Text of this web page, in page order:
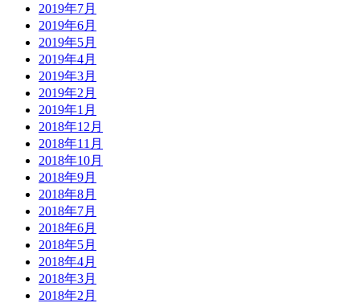
2019年7月
2019年6月
2019年5月
2019年4月
2019年3月
2019年2月
2019年1月
2018年12月
2018年11月
2018年10月
2018年9月
2018年8月
2018年7月
2018年6月
2018年5月
2018年4月
2018年3月
2018年2月